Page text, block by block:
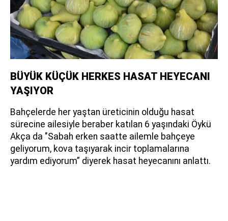
BÜYÜK KÜÇÜK HERKES HASAT HEYECANI
YAŞIYOR
Bahçelerde her yaştan üreticinin olduğu hasat
sürecine ailesiyle beraber katılan 6 yaşındaki Öykü
Akça da "Sabah erken saatte ailemle bahçeye
geliyorum, kova taşıyarak incir toplamalarına
yardım ediyorum” diyerek hasat heyecanını anlattı.